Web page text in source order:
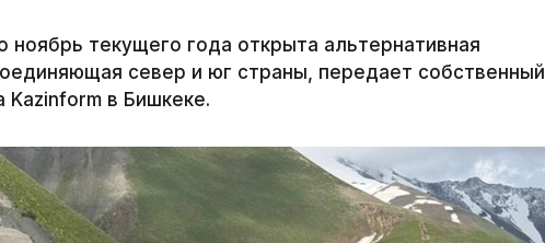
ноябрь текущего года открыта альтернативная
север и юг страны, передает собственный
Kazinform в Бишкеке.